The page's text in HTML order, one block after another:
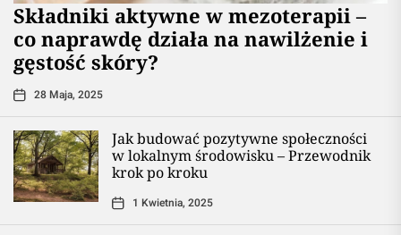
Składniki aktywne w mezoterapii –
co naprawdę działa na nawilżenie i
gęstość skóry?
28 Maja, 2025
Jak budować pozytywne społeczności
w lokalnym środowisku – Przewodnik
krok po kroku
1 Kwietnia, 2025